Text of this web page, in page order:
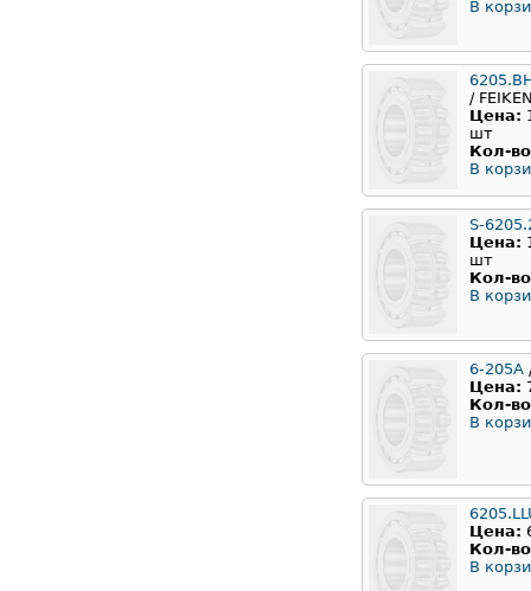
В
/
Цена:
шт
Кол-
В
S-
Цена:
шт
Кол-
В
6-205A
Цена:
Кол-
В
Цена:
Кол-
В